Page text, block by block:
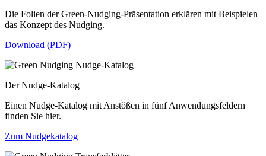
Die Folien der Green-Nudging-Präsentation erklären mit Beispielen
das Konzept des Nudging.
Download (PDF)
Der Nudge-Katalog
Einen Nudge-Katalog mit Anstößen in fünf Anwendungsfeldern
finden Sie hier.
Zum Nudgekatalog